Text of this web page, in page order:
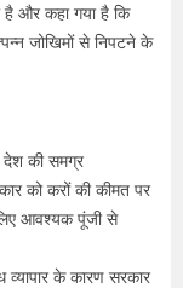
है और कहा गया है कि
जोखिमों से निपटने के
देश की समग्र
को करों की कीमत पर
आवश्यक पूंजी से
व्यापार के कारण सरकार